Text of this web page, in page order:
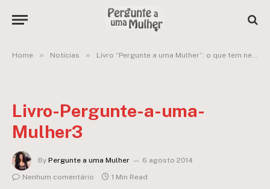
Home » Notícias » Livro “Pergunte a uma Mulher”: o que tem nele?
Livro-Pergunte-a-uma-
Mulher3
By Pergunte a uma Mulher
6 agosto 2014
Nenhum comentário
1 Min Read